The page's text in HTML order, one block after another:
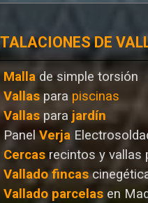
DE
Malla de simple torsión
Vallaspara piscinas
Vallas para jardín
Panel Verja
Cercas recintos y vallas
Valladofincas
Vallado parcelas en